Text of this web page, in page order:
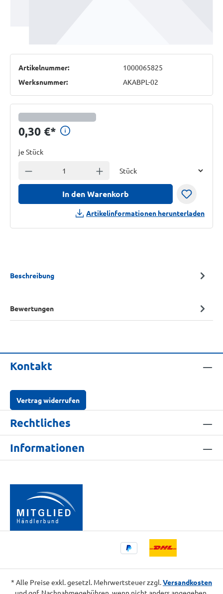
Artikelnummer:
1000065825
Werksnummer:
AKABPL-02
0,30 €* Preisinformationen anzeigen
je Stück
Anzahl verringern Anzahl erhöhen
In den Warenkorb
Artikelinformationen herunterladen
Beschreibung
Bewertungen
Kontakt
Vertrag widerrufen
Rechtliches
Informationen
* Alle Preise exkl. gesetzl. Mehrwertsteuer zzgl.Versandkosten